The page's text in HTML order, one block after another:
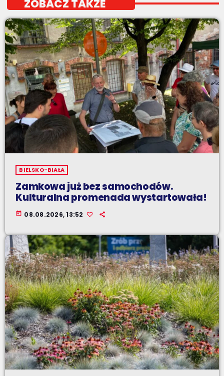
ZOBACZ TAKŻE
BIELSKO-BIAŁA
Zamkowa już bez samochodów.
Kulturalna promenada wystartowała!
today 08.08.2026, 13:52